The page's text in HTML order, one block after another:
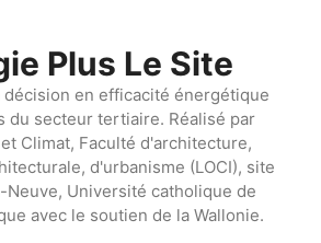
Plus Le Site
décision en efficacité énergétique
du secteur tertiaire. Réalisé par
Climat, Faculté d'architecture,
d'urbanisme (LOCI), site
Neuve, Université catholique de
avec le soutien de la Wallonie.